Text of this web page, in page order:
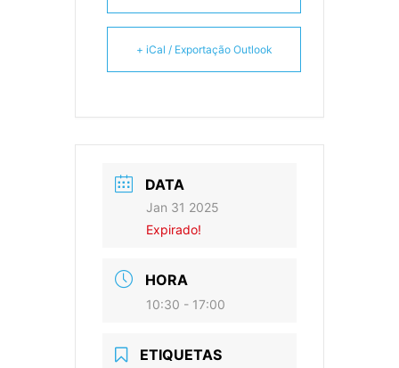
+ iCal / Exportação Outlook
DATA
Jan 31 2025
Expirado!
HORA
10:30 - 17:00
ETIQUETAS